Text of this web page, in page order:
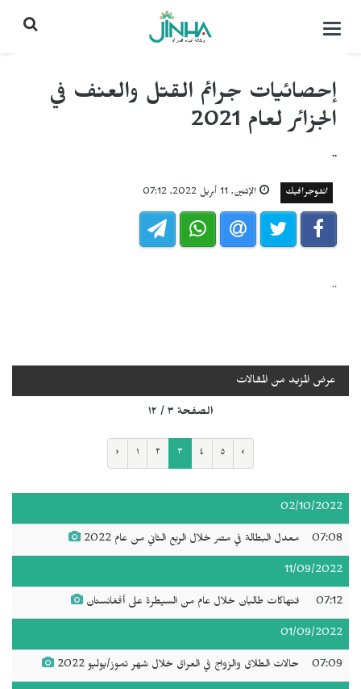
التحكم
إحصائيات جرائم القتل والعنف في
الجزائر لعام 2021
..
انفوجرافيك الإثنين, 11 أبريل 2022, 07:12
..
عرض المزيد من المقالات
الصفحة ٣ / ١٢
‹ ١ ٢ ٣ ٤ ٥ ›
02/10/2022
07:08 معدل البطالة في مصر خلال الربع الثاني من عام 2022
11/09/2022
07:12 انتهاكات طالبان خلال عام من السيطرة على أفغانستان
01/09/2022
07:09 حالات الطلاق والزواج في العراق خلال شهر تموز/يوليو 2022